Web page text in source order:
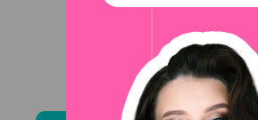
Ответы на
вопросы